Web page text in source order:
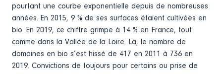
pourtant une courbe exponentielle depuis de nombreuses
années. En 2015, 9 % de ses surfaces étaient cultivées en
bio. En 2019, ce chiffre grimpe à 14 % en France, tout
comme dans la Vallée de la Loire. Là, le nombre de
domaines en bio s’est hissé de 417 en 2011 à 736 en
2019. Convictions de toujours pour certains ou prise de